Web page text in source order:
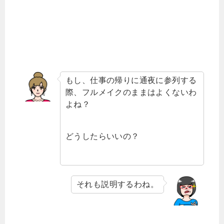
もし、仕事の帰りに通夜に参列する
際、フルメイクのままはよくないわ
よね？
どうしたらいいの？
それも説明するわね。